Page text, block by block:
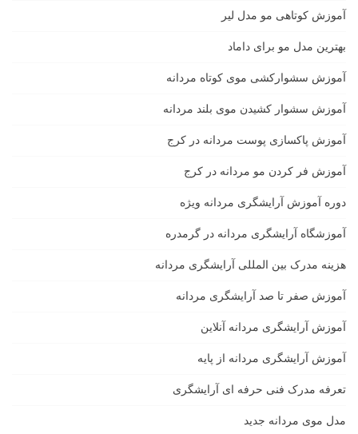
آموزش کوتاهی مو مدل لیر
بهترین مدل مو برای داماد
آموزش سشوارکشی موی کوتاه مردانه
آموزش سشوار کشیدن موی بلند مردانه
آموزش پاکسازی پوست مردانه در کرج
آموزش فر کردن مو مردانه در کرج
دوره آموزش آرایشگری مردانه ویژه
آموزشگاه آرایشگری مردانه در گرمدره
هزینه مدرک بین المللی آرایشگری مردانه
آموزش صفر تا صد آرایشگری مردانه
آموزش آرایشگری مردانه آنلاین
آموزش آرایشگری مردانه از پایه
تعرفه مدرک فنی حرفه ای آرایشگری
مدل موی مردانه جدید